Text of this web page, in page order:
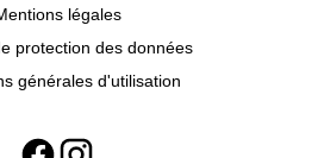
légales
protection des données
générales d'utilisation